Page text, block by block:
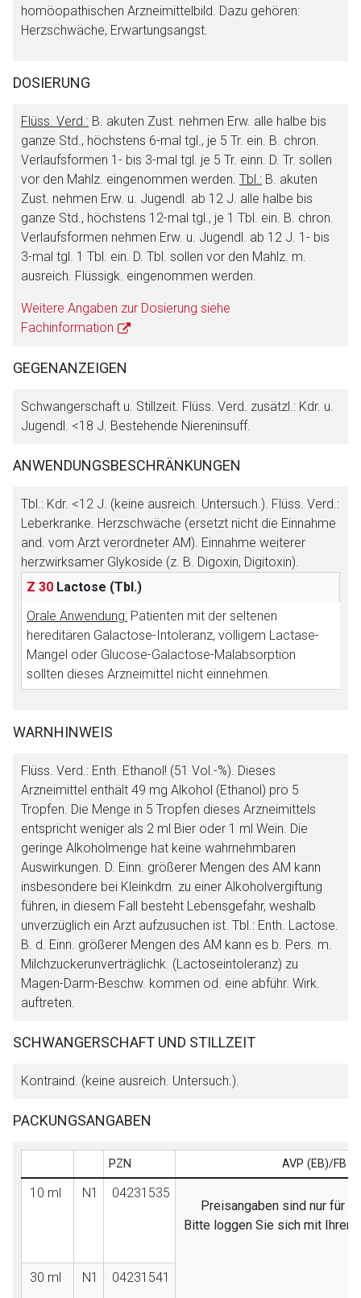
homöopathischen Arzneimittelbild. Dazu gehören:
Herzschwäche, Erwartungsangst.
DOSIERUNG
Flüss. Verd.: B. akuten Zust. nehmen Erw. alle halbe bis
ganze Std., höchstens 6-mal tgl., je 5 Tr. ein. B. chron.
Verlaufsformen 1- bis 3-mal tgl. je 5 Tr. einn. D. Tr. sollen
vor den Mahlz. eingenommen werden. Tbl.: B. akuten
Zust. nehmen Erw. u. Jugendl. ab 12 J. alle halbe bis
ganze Std., höchstens 12-mal tgl., je 1 Tbl. ein. B. chron.
Verlaufsformen nehmen Erw. u. Jugendl. ab 12 J. 1- bis
3-mal tgl. 1 Tbl. ein. D. Tbl. sollen vor den Mahlz. m.
ausreich. Flüssigk. eingenommen werden.
Weitere Angaben zur Dosierung siehe
Fachinformation
GEGENANZEIGEN
Schwangerschaft u. Stillzeit. Flüss. Verd. zusätzl.: Kdr. u.
Jugendl. <18 J. Bestehende Niereninsuff.
ANWENDUNGSBESCHRÄNKUNGEN
Tbl.: Kdr. <12 J. (keine ausreich. Untersuch.). Flüss. Verd.:
Leberkranke. Herzschwäche (ersetzt nicht die Einnahme
and. vom Arzt verordneter AM). Einnahme weiterer
herzwirksamer Glykoside (z. B. Digoxin, Digitoxin).
Z 30 Lactose (Tbl.)
Orale Anwendung: Patienten mit der seltenen
hereditären Galactose-Intoleranz, völligem Lactase-
Mangel oder Glucose-Galactose-Malabsorption
sollten dieses Arzneimittel nicht einnehmen.
WARNHINWEIS
Flüss. Verd.: Enth. Ethanol! (51 Vol.-%). Dieses
Arzneimittel enthält 49 mg Alkohol (Ethanol) pro 5
Tropfen. Die Menge in 5 Tropfen dieses Arzneimittels
entspricht weniger als 2 ml Bier oder 1 ml Wein. Die
geringe Alkoholmenge hat keine wahrnehmbaren
Auswirkungen. D. Einn. größerer Mengen des AM kann
insbesondere bei Kleinkdrn. zu einer Alkoholvergiftung
führen, in diesem Fall besteht Lebensgefahr, weshalb
unverzüglich ein Arzt aufzusuchen ist. Tbl.: Enth. Lactose.
B. d. Einn. größerer Mengen des AM kann es b. Pers. m.
Milchzuckerunverträglichk. (Lactoseintoleranz) zu
Magen-Darm-Beschw. kommen od. eine abführ. Wirk.
auftreten.
SCHWANGERSCHAFT UND STILLZEIT
Kontraind. (keine ausreich. Untersuch.).
PACKUNGSANGABEN
PZN AVP (EB)/FB
10 ml N1
04231535
Preisangaben sind nur für
Bitte loggen Sie sich mit Ihrem
30 ml N1 04231541
Aufruf einer externen Seite
Der von Ihnen aufgerufene Link öffnet eine externe Web-
Seite. Für die Inhalte der externen Web-Seite ist deren
Datenschutzbestimmungen.
Zurück zur rote-liste.de